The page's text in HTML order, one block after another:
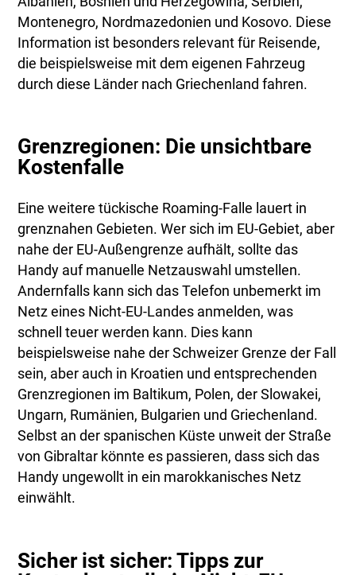
Montenegro, Nordmazedonien und Kosovo. Diese
Information ist besonders relevant für Reisende,
die beispielsweise mit dem eigenen Fahrzeug
durch diese Länder nach Griechenland fahren.
Grenzregionen: Die unsichtbare
Kostenfalle
Eine weitere tückische Roaming-Falle lauert in
grenznahen Gebieten. Wer sich im EU-Gebiet, aber
nahe der EU-Außengrenze aufhält, sollte das
Handy auf manuelle Netzauswahl umstellen.
Andernfalls kann sich das Telefon unbemerkt im
Netz eines Nicht-EU-Landes anmelden, was
schnell teuer werden kann. Dies kann
beispielsweise nahe der Schweizer Grenze der Fall
sein, aber auch in Kroatien und entsprechenden
Grenzregionen im Baltikum, Polen, der Slowakei,
Ungarn, Rumänien, Bulgarien und Griechenland.
Selbst an der spanischen Küste unweit der Straße
von Gibraltar könnte es passieren, dass sich das
Handy ungewollt in ein marokkanisches Netz
einwählt.
Sicher ist sicher: Tipps zur